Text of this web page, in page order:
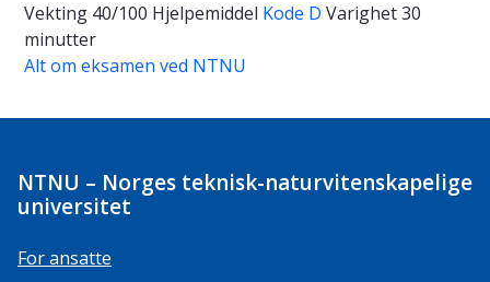
Vekting 40/100 Hjelpemiddel Kode D Varighet30
minutter
Alt om eksamen ved NTNU
NTNU – Norges teknisk-naturvitenskapelige
universitet
For ansatte